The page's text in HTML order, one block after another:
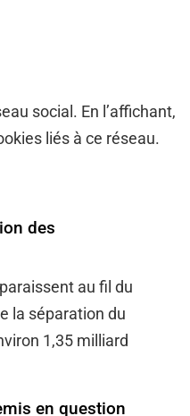
social. En l’affichant,
liés à ce réseau.
des
au fil du
la séparation du
1,35 milliard
en question